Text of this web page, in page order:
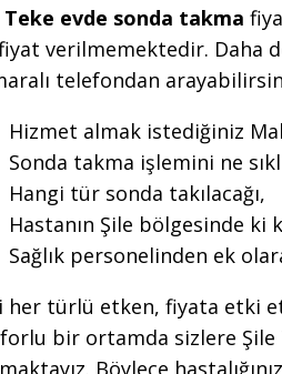
Teke evde sonda takma
verilmemektedir. Daha
telefondan
Hizmet almak istediğiniz
Sonda takma işlemini ne
Hangi tür sonda takılacağı,
Hastanın Şile bölgesinde ki
Sağlık personelinden ek
her türlü etken, fiyata etki
bir ortamda sizlere Şile
Böylece